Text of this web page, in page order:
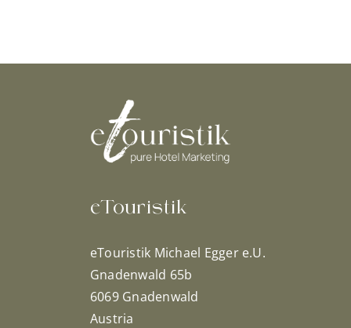
eTouristik
eTouristik Michael Egger e.U.
Gnadenwald 65b
6069 Gnadenwald
Austria